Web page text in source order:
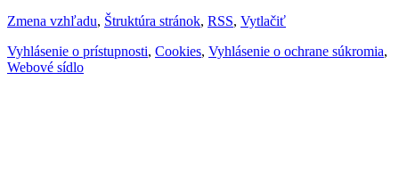
Zmena vzhľadu, Štruktúra stránok, RSS, Vytlačiť
Vyhlásenie o prístupnosti, Cookies, Vyhlásenie o ochrane súkromia,
Webové sídlo